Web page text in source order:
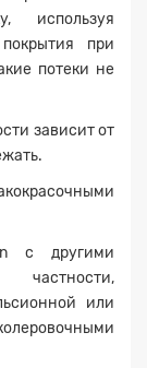
используя
при
потеки не
зависит от
с другими
частности,
или